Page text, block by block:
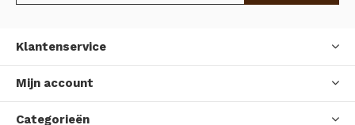
Klantenservice
Mijn account
Categorieën